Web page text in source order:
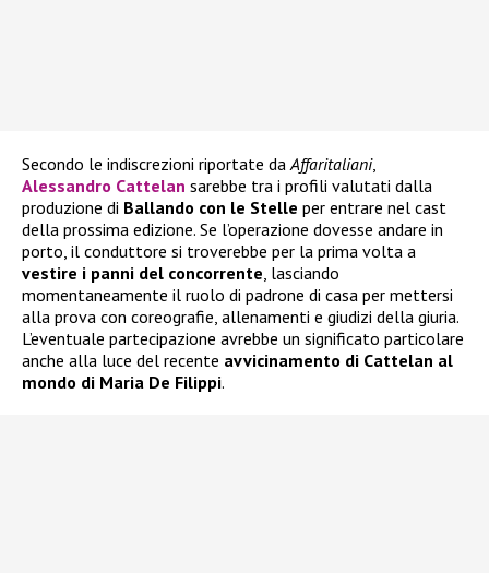
Secondo le indiscrezioni riportate daAffaritaliani,
Alessandro Cattelan sarebbe tra i profili valutati dalla
produzione di Ballando con le Stelle per entrare nel cast
della prossima edizione. Se l’operazione dovesse andare in
porto, il conduttore si troverebbe per la prima volta a
vestire i panni del concorrente, lasciando
momentaneamente il ruolo di padrone di casa per mettersi
alla prova con coreografie, allenamenti e giudizi della giuria.
L’eventuale partecipazione avrebbe un significato particolare
anche alla luce del recente avvicinamento di Cattelan al
mondo di Maria De Filippi.